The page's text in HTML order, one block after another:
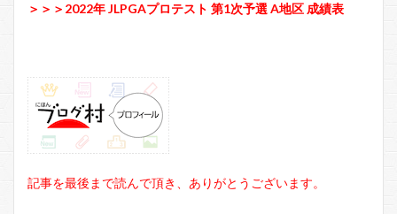
＞＞＞2022年 JLPGAプロテスト 第1次予選 A地区 成績表
記事を最後まで読んで頂き、ありがとうございます。